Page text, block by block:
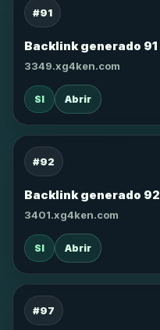
#91
Backlink generado 91
3349.xg4ken.com
SI Abrir
#92
Backlink generado 92
3401.xg4ken.com
SI Abrir
#97